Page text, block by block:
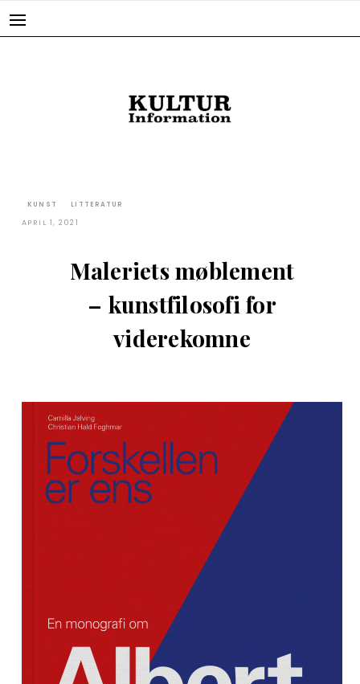
KUNST LITTERATUR
APRIL 1, 2021
Maleriets møblement
– kunstfilosofi for
viderekomne